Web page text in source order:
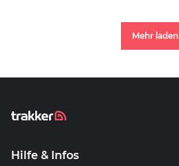
Mehr laden
Hilfe & Infos